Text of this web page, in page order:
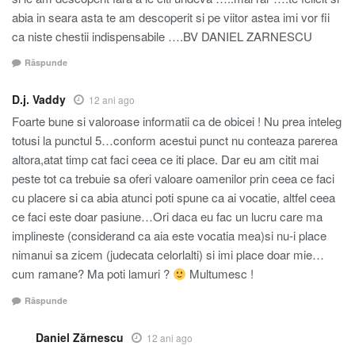
abia in seara asta te am descoperit si pe viitor astea imi vor fii
ca niste chestii indispensabile ….BV DANIEL ZARNESCU
Răspunde
D.j. Vaddy 12 ani ago
Foarte bune si valoroase informatii ca de obicei ! Nu prea inteleg
totusi la punctul 5…conform acestui punct nu conteaza parerea
altora,atat timp cat faci ceea ce iti place. Dar eu am citit mai
peste tot ca trebuie sa oferi valoare oamenilor prin ceea ce faci
cu placere si ca abia atunci poti spune ca ai vocatie, altfel ceea
ce faci este doar pasiune…Ori daca eu fac un lucru care ma
implineste (considerand ca aia este vocatia mea)si nu-i place
nimanui sa zicem (judecata celorlalti) si imi place doar mie…
cum ramane? Ma poti lamuri ?
Multumesc !
Răspunde
Daniel Zărnescu 12 ani ago